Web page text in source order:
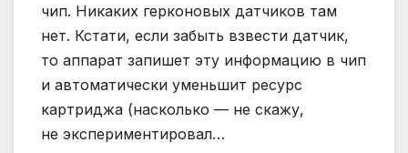
чип. Никаких герконовых датчиков там
нет. Кстати, если забыть взвести датчик,
то аппарат запишет эту информацию в чип
и автоматически уменьшит ресурс
картриджа (насколько — не скажу,
не экспериментировал…